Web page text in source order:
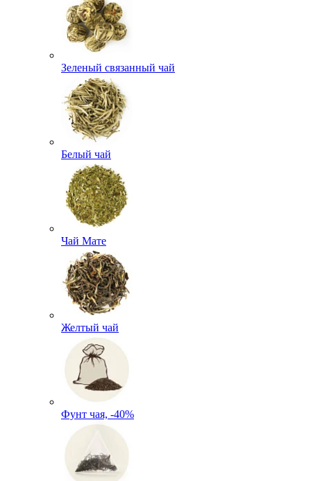
Зеленый связанный чай
Белый чай
Чай Мате
Желтый чай
Фунт чая, -40%